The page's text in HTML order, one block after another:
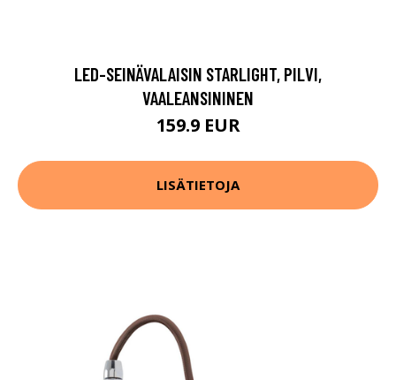
LED-SEINÄVALAISIN STARLIGHT, PILVI,
VAALEANSININEN
159.9 EUR
LISÄTIETOJA